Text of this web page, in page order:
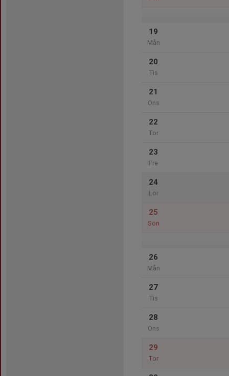
19
Mån
20
Tis
21
Ons
22
Tor
23
Fre
24
Lör
25
Sön
26
Mån
27
Tis
28
Ons
29
Tor